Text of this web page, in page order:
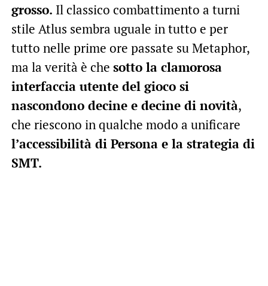
grosso. Il classico combattimento a turni
stile Atlus sembra uguale in tutto e per
tutto nelle prime ore passate su Metaphor,
ma la verità è che sotto la clamorosa
interfaccia utente del gioco si
nascondono decine e decine di novità,
che riescono in qualche modo a unificare
l’accessibilità di Persona e la strategia di
SMT.